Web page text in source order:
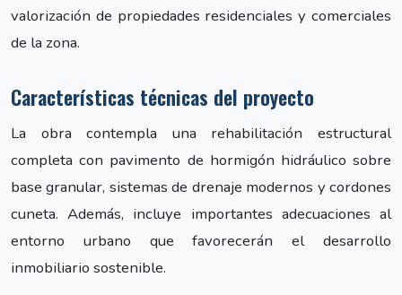
valorización de propiedades residenciales y comerciales
de la zona.
Características técnicas del proyecto
La obra contempla una rehabilitación estructural
completa con pavimento de hormigón hidráulico sobre
base granular, sistemas de drenaje modernos y cordones
cuneta. Además, incluye importantes adecuaciones al
entorno urbano que favorecerán el desarrollo
inmobiliario sostenible.